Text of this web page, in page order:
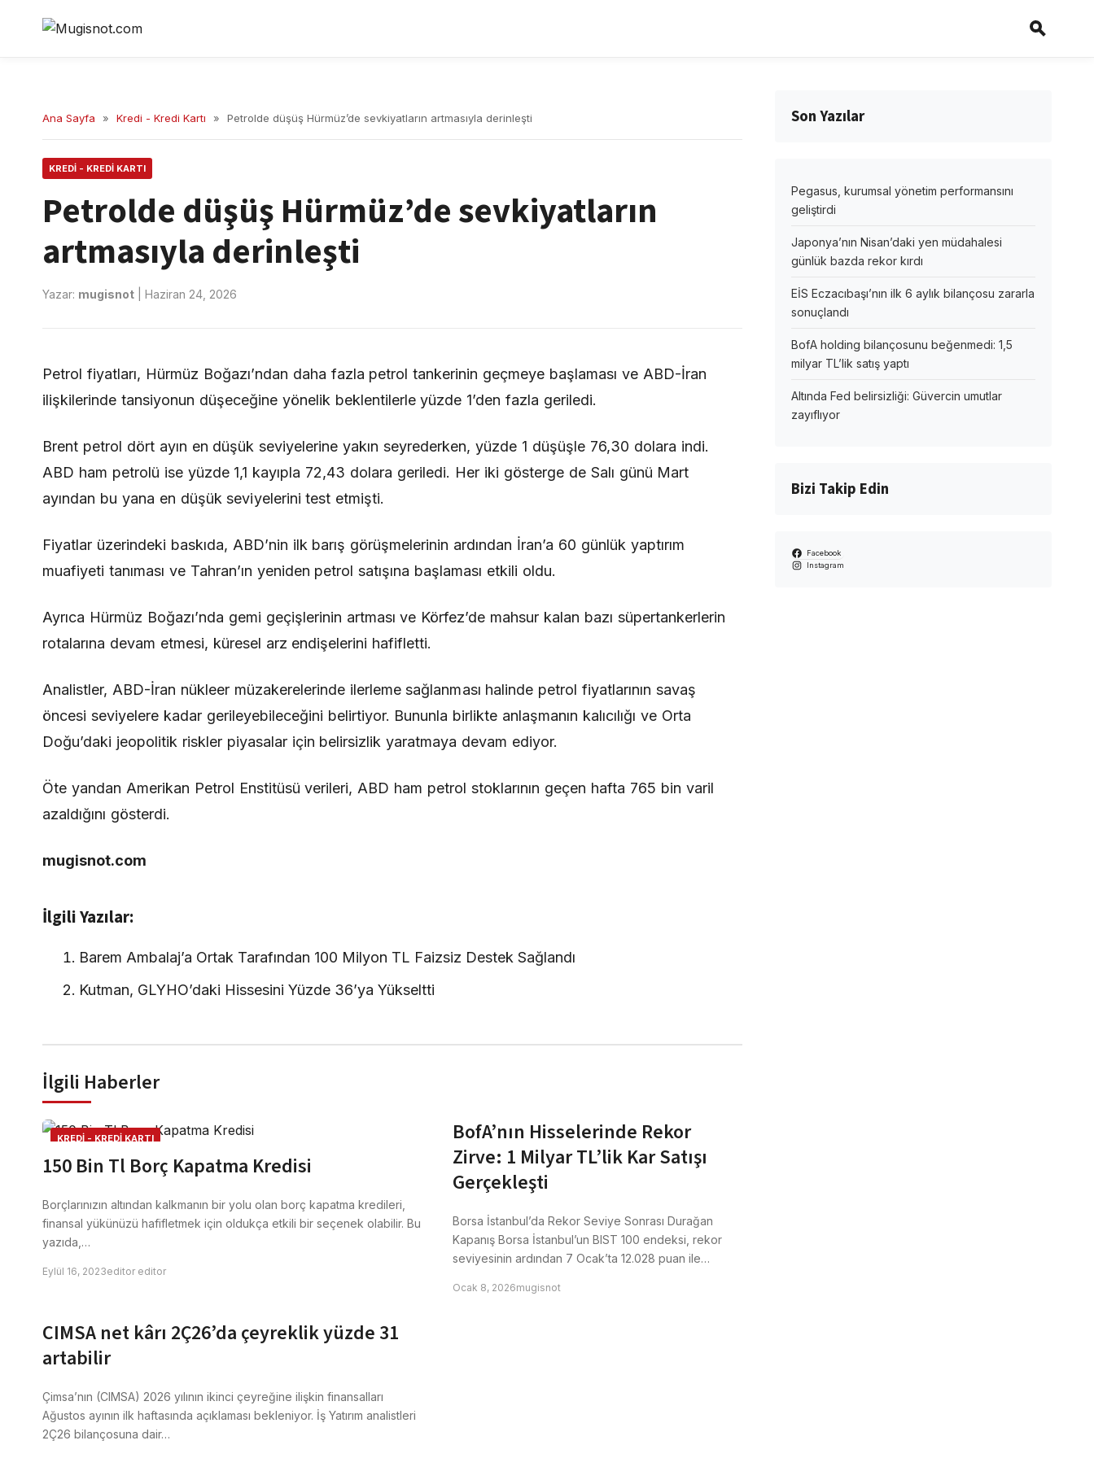
Ana Sayfa » Kredi - Kredi Kartı » Petrolde düşüş Hürmüz’de sevkiyatların artmasıyla derinleşti
KREDI - KREDI KARTI
Petrolde düşüş Hürmüz’de sevkiyatların
artmasıyla derinleşti
Yazar: mugisnot Haziran 24, 2026
Petrol fiyatları, Hürmüz Boğazı’ndan daha fazla petrol tankerinin geçmeye başlaması ve ABD-İran
ilişkilerinde tansiyonun düşeceğine yönelik beklentilerle yüzde 1’den fazla geriledi.
Brent petrol dört ayın en düşük seviyelerine yakın seyrederken, yüzde 1 düşüşle 76,30 dolara indi.
ABD ham petrolü ise yüzde 1,1 kayıpla 72,43 dolara geriledi. Her iki gösterge de Salı günü Mart
ayından bu yana en düşük seviyelerini test etmişti.
Fiyatlar üzerindeki baskıda, ABD’nin ilk barış görüşmelerinin ardından İran’a 60 günlük yaptırım
muafiyeti tanıması ve Tahran’ın yeniden petrol satışına başlaması etkili oldu.
Ayrıca Hürmüz Boğazı’nda gemi geçişlerinin artması ve Körfez’de mahsur kalan bazı süpertankerlerin
rotalarına devam etmesi, küresel arz endişelerini hafifletti.
Analistler, ABD-İran nükleer müzakerelerinde ilerleme sağlanması halinde petrol fiyatlarının savaş
öncesi seviyelere kadar gerileyebileceğini belirtiyor. Bununla birlikte anlaşmanın kalıcılığı ve Orta
Doğu’daki jeopolitik riskler piyasalar için belirsizlik yaratmaya devam ediyor.
Öte yandan Amerikan Petrol Enstitüsü verileri, ABD ham petrol stoklarının geçen hafta 765 bin varil
azaldığını gösterdi.
mugisnot.com
İlgili Yazılar:
Barem Ambalaj’a Ortak Tarafından 100 Milyon TL Faizsiz Destek Sağlandı
Kutman, GLYHO’daki Hissesini Yüzde 36’ya Yükseltti
İlgili Haberler
KREDI - KREDI KARTI
150 Bin Tl Borç Kapatma Kredisi
Borçlarınızın altından kalkmanın bir yolu olan borç kapatma kredileri,
finansal yükünüzü hafifletmek için oldukça etkili bir seçenek olabilir. Bu
yazıda,…
Eylül 16, 2023editor editor
BofA’nın Hisselerinde Rekor
Zirve: 1 Milyar TL’lik Kar Satışı
Gerçekleşti
Borsa İstanbul’da Rekor Seviye Sonrası Durağan
Kapanış Borsa İstanbul’un BIST 100 endeksi, rekor
seviyesinin ardından 7 Ocak’ta 12.028 puan ile…
Ocak 8, 2026mugisnot
CIMSA net kârı 2Ç26’da çeyreklik yüzde 31
artabilir
Çimsa’nın (CIMSA) 2026 yılının ikinci çeyreğine ilişkin finansalları
Ağustos ayının ilk haftasında açıklaması bekleniyor. İş Yatırım analistleri
2Ç26 bilançosuna dair…
Son Yazılar
Pegasus, kurumsal yönetim performansını
geliştirdi
Japonya’nın Nisan’daki yen müdahalesi
günlük bazda rekor kırdı
EİS Eczacıbaşı’nın ilk 6 aylık bilançosu zararla
sonuçlandı
BofA holding bilançosunu beğenmedi: 1,5
milyar TL’lik satış yaptı
Altında Fed belirsizliği: Güvercin umutlar
zayıflıyor
Bizi Takip Edin
Facebook
Instagram